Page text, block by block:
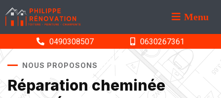
Menu
0490308507 0630267361
NOUS PROPOSONS
Réparation cheminée